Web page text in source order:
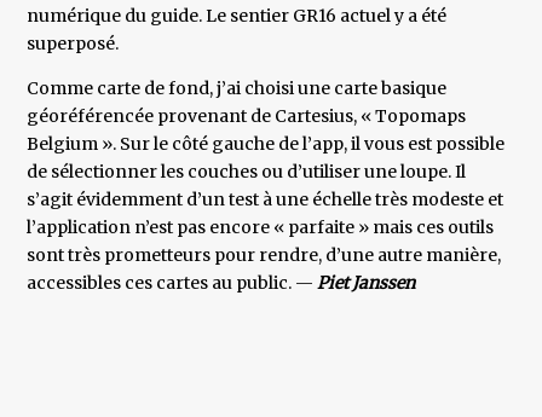
numérique du guide. Le sentier GR16 actuel y a été
superposé.
Comme carte de fond, j’ai choisi une carte basique
géoréférencée provenant de Cartesius, « Topomaps
Belgium ». Sur le côté gauche de l’app, il vous est possible
de sélectionner les couches ou d’utiliser une loupe. Il
s’agit évidemment d’un test à une échelle très modeste et
l’application n’est pas encore « parfaite » mais ces outils
sont très prometteurs pour rendre, d’une autre manière,
accessibles ces cartes au public. —Piet Janssen